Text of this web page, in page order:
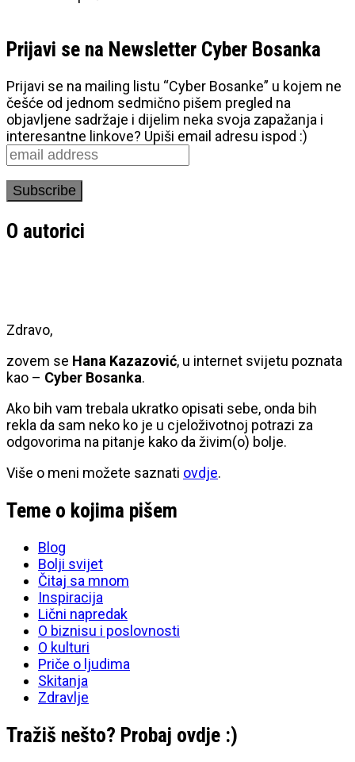
Prijavi se na Newsletter Cyber Bosanka
Prijavi se na mailing listu “Cyber Bosanke” u kojem ne
češće od jednom sedmično pišem pregled na
objavljene sadržaje i dijelim neka svoja zapažanja i
interesantne linkove? Upiši email adresu ispod :)
O autorici
Zdravo,
zovem se Hana Kazazović, u internet svijetu poznata
kao – Cyber Bosanka.
Ako bih vam trebala ukratko opisati sebe, onda bih
rekla da sam neko ko je u cjeloživotnoj potrazi za
odgovorima na pitanje kako da živim(o) bolje.
Više o meni možete saznati ovdje.
Teme o kojima pišem
Blog
Bolji svijet
Čitaj sa mnom
Inspiracija
Lični napredak
O biznisu i poslovnosti
O kulturi
Priče o ljudima
Skitanja
Zdravlje
Tražiš nešto? Probaj ovdje :)